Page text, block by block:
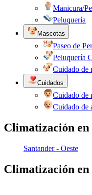
Manicura/
Peluquería
Mascotas
Paseo de
Peluquería
Cuidado de
Cuidados
Cuidado de
Cuidado de
Climatización en
Santander - Oeste
Climatización en